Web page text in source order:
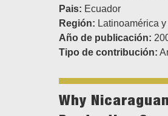
Pais: Ecuador
Región: Latinoamérica
Año de publicación:
Tipo de contribución:
Why